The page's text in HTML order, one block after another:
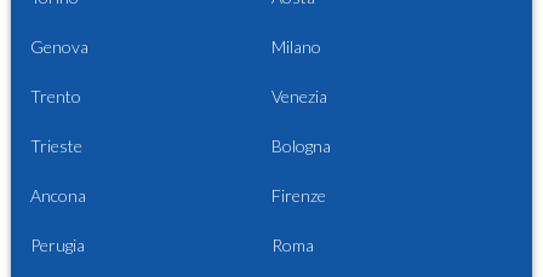
Genova Milano
Trento Venezia
Trieste Bologna
Ancona Firenze
Perugia Roma